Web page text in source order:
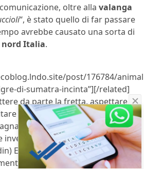
oltre alla valanga
“, è stato quello di far passare
avrebbe causato una sorta di
Italia.
post/176784/
di-sumatra-incinta”][/related]
da parte la fretta, aspettare
il profilo Facebook del Tecnico
di Media Montagna
con facilità su un altro
Enrico Ferraro per capire che le